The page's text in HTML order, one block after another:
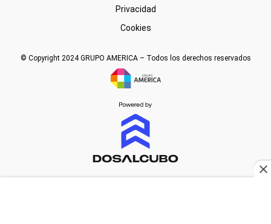
Privacidad
Cookies
© Copyright 2024 GRUPO AMERICA – Todos los derechos reservados